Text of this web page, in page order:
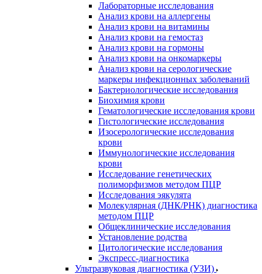
Лабораторные исследования
Анализ крови на аллергены
Анализ крови на витамины
Анализ крови на гемостаз
Анализ крови на гормоны
Анализ крови на онкомаркеры
Анализ крови на серологические
маркеры инфекционных заболеваний
Бактериологические исследования
Биохимия крови
Гематологические исследования крови
Гистологические исследования
Изосерологические исследования
крови
Иммунологические исследования
крови
Исследование генетических
полиморфизмов методом ПЦР
Исследования эякулята
Молекулярная (ДНК/РНК) диагностика
методом ПЦР
Общеклинические исследования
Установление родства
Цитологические исследования
Экспресс-диагностика
Ультразвуковая диагностика (УЗИ)